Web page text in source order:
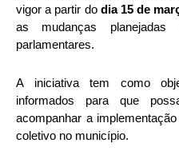
vigor a partir do dia 15 de
as mudanças
parlamentares.
A iniciativa tem como
informados para que
acompanhar a
coletivo no município.